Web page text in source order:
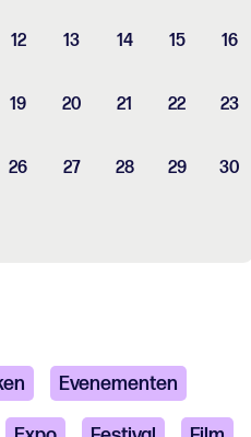
12 13 14 15 16
19 20 21 22 23
26 27 28 29 30
Evenementen